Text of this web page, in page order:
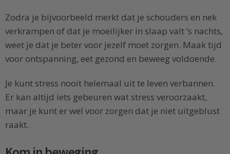
Zodra je bijvoorbeeld merkt dat je schouders en nek
verkrampen of dat je moeilijker in slaap valt ‘s nachts,
weet je dat je beter voor jezelf moet zorgen. Maak tijd
voor ontspanning, eet gezond en beweeg voldoende.
Je kunt stress nooit helemaal uit te leven verbannen.
Er kan altijd iets gebeuren wat stress veroorzaakt,
maar je kunt er wel voor zorgen dat je niet uitgeblust
raakt.